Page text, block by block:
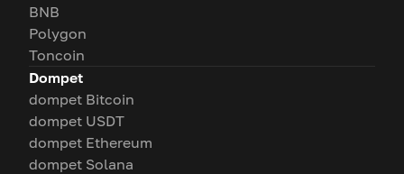
BNB
Polygon
Toncoin
Dompet
dompet Bitcoin
dompet USDT
dompet Ethereum
dompet Solana